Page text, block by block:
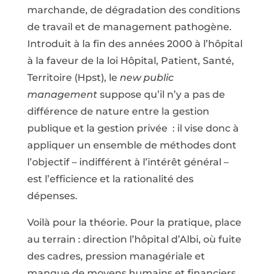
marchande, de dégradation des conditions
de travail et de management pathogène.
Introduit à la fin des années 2000 à l’hôpital
à la faveur de la loi Hôpital, Patient, Santé,
Territoire (Hpst), le new public
managementsuppose qu’il n’y a pas de
différence de nature entre la gestion
publique et la gestion privée : il vise donc à
appliquer un ensemble de méthodes dont
l’objectif – indifférent à l’intérêt général –
est l’efficience et la rationalité des
dépenses.
Voilà pour la théorie. Pour la pratique, place
au terrain : direction l’hôpital d’Albi, où fuite
des cadres, pression managériale et